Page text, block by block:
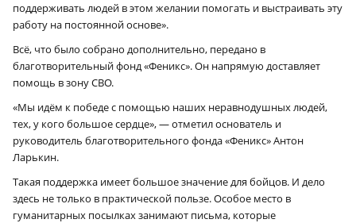
поддерживать людей в этом желании помогать и выстраивать эту
работу на постоянной основе».
Всё, что было собрано дополнительно, передано в
благотворительный фонд «Феникс». Он напрямую доставляет
помощь в зону СВО.
«Мы идём к победе с помощью наших неравнодушных людей,
тех, у кого большое сердце», — отметил основатель и
руководитель благотворительного фонда «Феникс» Антон
Ларькин.
Такая поддержка имеет большое значение для бойцов. И дело
здесь не только в практической пользе. Особое место в
гуманитарных посылках занимают письма, которые